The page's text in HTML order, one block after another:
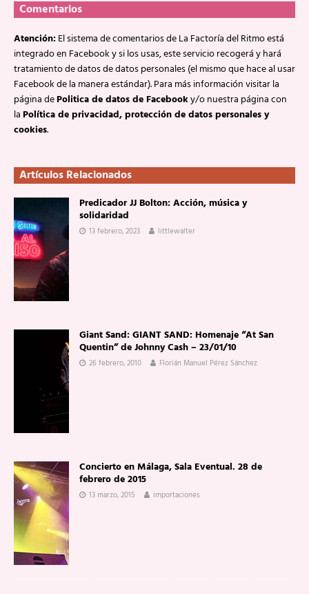
Comentarios
Atención:El sistema de comentarios de La Factoría del Ritmo está
integrado en Facebook y si los usas, este servicio recogerá y hará
tratamiento de datos de datos personales (el mismo que hace al usar
Facebook de la manera estándar). Para más información visitar la
página dePolitica de datos de Facebooky/o nuestra página con
laPolítica de privacidad, protección de datos personales y
cookies.
Artículos Relacionados
Predicador JJ Bolton: Acción, música y
solidaridad
13 febrero, 2023 littlewalter
Giant Sand: GIANT SAND: Homenaje “At San
Quentin” de Johnny Cash – 23/01/10
26 febrero, 2010 Florián Manuel Pérez Sánchez
Concierto en Málaga, Sala Eventual. 28 de
febrero de 2015
13 marzo, 2015 importaciones